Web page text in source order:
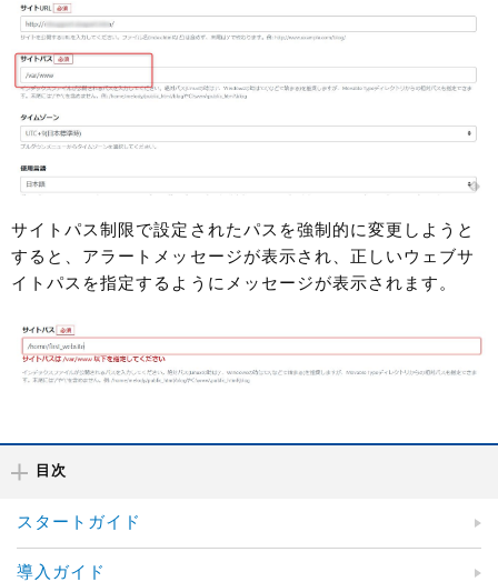
サイトパス制限で設定されたパスを強制的に変更しようと
すると、アラートメッセージが表示され、正しいウェブサ
イトパスを指定するようにメッセージが表示されます。
目次
スタートガイド
導入ガイド